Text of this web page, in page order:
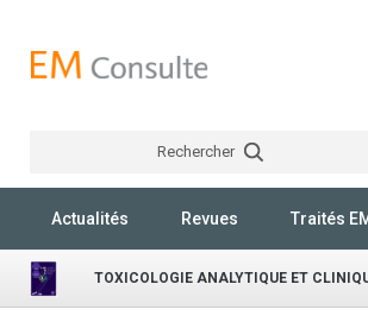
Rechercher
Actualités Revues Traités
TOXICOLOGIE ANALYTIQUE ET